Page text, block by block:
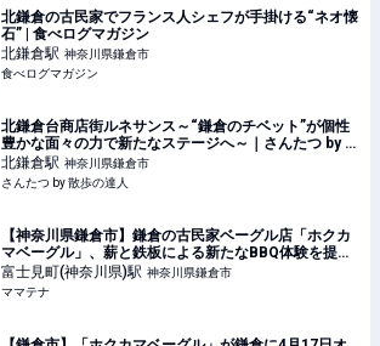
北鎌倉の古民家でフランス人シェフが手掛ける“ネオ懐
石” | 食べログマガジン
北鎌倉駅 神奈川県鎌倉市
食べログマガジン
北鎌倉台商店街ルネサンス～“鎌倉のチベット”が個性
豊かな面々の力で新たなステージへ～｜さんたつ by 散
歩の達人
北鎌倉駅 神奈川県鎌倉市
さんたつ by 散歩の達人
【神奈川県鎌倉市】鎌倉の古民家ベーグル店「ホクカ
マベーグル」、薪と鉄板による新たなBBQ体験を提供 |
ママテナ
富士見町(神奈川県)駅 神奈川県鎌倉市
ママテナ